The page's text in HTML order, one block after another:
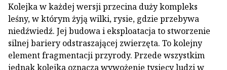
Kolejka w każdej wersji przecina duży kompleks
leśny, w którym żyją wilki, rysie, gdzie przebywa
niedźwiedź. Jej budowa i eksploatacja to stworzenie
silnej bariery odstraszającej zwierzęta. To kolejny
element fragmentacji przyrody. Przede wszystkim
jednak kolejka oznacza wywożenie tysięcy ludzi w